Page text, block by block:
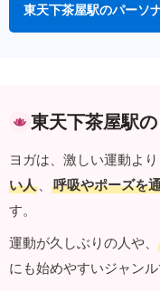
東天下茶屋駅のパーソ
東天下茶屋駅
ヨガは、激しい運動より
い人 、 呼吸やポーズを
す。
運動が久しぶりの人や、
にも始めやすいジャンル